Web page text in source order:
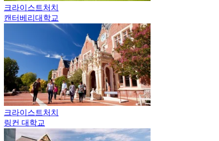
크라이스트처치
캔터베리대학교
크라이스트처치